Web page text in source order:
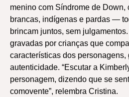
menino com Síndrome de Down,
brancas, indígenas e pardas —
brincam juntos, sem
gravadas por crianças que
características dos
autenticidade. “Escutar a
personagem, dizendo que se
comovente”, relembra Cristina.